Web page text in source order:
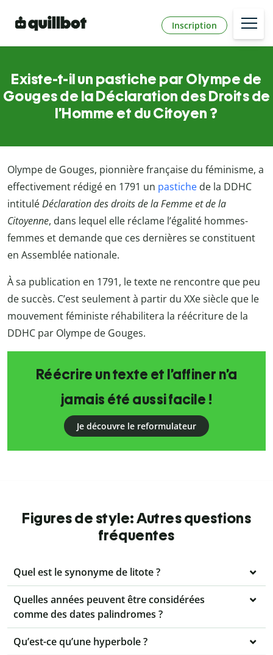
Inscription
Existe-t-il un pastiche par Olympe de
Gouges de la Déclaration des Droits de
l’Homme et du Citoyen ?
Olympe de Gouges, pionnière française du féminisme, a
effectivement rédigé en 1791 un pastiche de la DDHC
intituléDéclaration des droits de la Femme et de la
Citoyenne, dans lequel elle réclame l’égalité hommes-
femmes et demande que ces dernières se constituent
en Assemblée nationale.
À sa publication en 1791, le texte ne rencontre que peu
de succès. C’est seulement à partir du XXesiècle que le
mouvement féministe réhabilitera la réécriture de la
DDHC par Olympe de Gouges.
Réécrire un texte et l’affiner n’a
jamais été aussi facile !
Je découvre le reformulateur
Figures de style: Autres questions
fréquentes
Quel est le synonyme de litote ?
Quelles années peuvent être considérées
comme des dates palindromes ?
Qu’est-ce qu’une hyperbole ?